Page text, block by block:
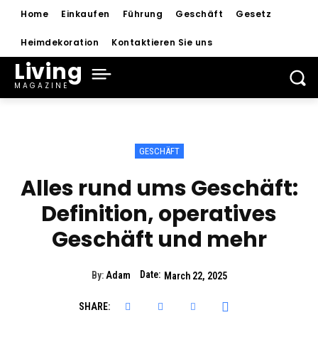
Home Einkaufen Führung Geschäft Gesetz
Heimdekoration Kontaktieren Sie uns
Living
MAGAZINE
GESCHÄFT
Alles rund ums Geschäft:
Definition, operatives
Geschäft und mehr
By: Adam Date: March 22, 2025
SHARE: